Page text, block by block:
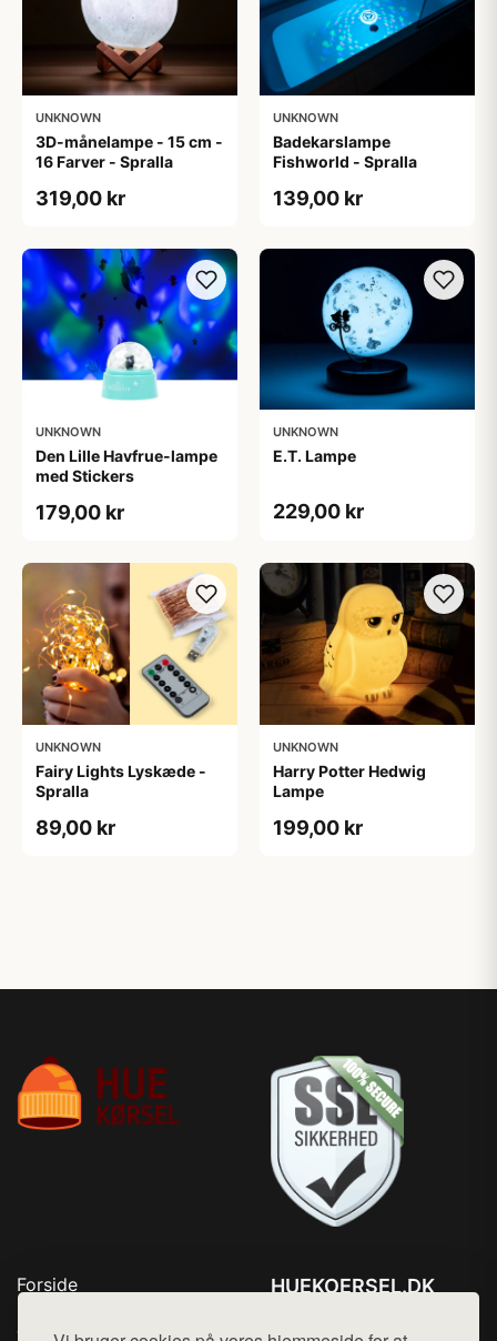
UNKNOWN
3D-månelampe - 15 cm -
16 Farver - Spralla
319,00 kr
UNKNOWN
Badekarslampe
Fishworld - Spralla
139,00 kr
UNKNOWN
Den Lille Havfrue-lampe
med Stickers
179,00 kr
UNKNOWN
E.T. Lampe
229,00 kr
UNKNOWN
Fairy Lights Lyskæde -
Spralla
89,00 kr
UNKNOWN
Harry Potter Hedwig
Lampe
199,00 kr
Forside
HUEKOERSEL.DK